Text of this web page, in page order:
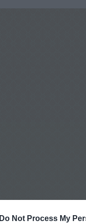
Do Not Process My